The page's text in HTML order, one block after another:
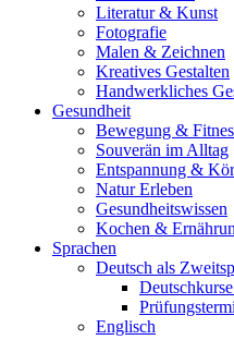
Literatur & Kunst
Fotografie
Malen & Zeichnen
Kreatives Gestalten
Handwerkliches
Gesundheit
Bewegung &
Souverän im Alltag
Entspannung &
Natur Erleben
Gesundheitswissen
Kochen &
Sprachen
Deutsch als
Englisch